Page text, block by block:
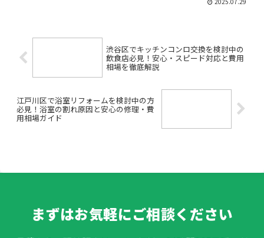
ってきた気がする」「マンションの洗面
渋谷区でキッチンコンロ交換を検討中の
飲食店必見！安心・スピード対応と費用
相場を徹底解説
江戸川区で浴室リフォームを検討中の方
必見！浴室の割れ原因と安心の修理・費
用相場ガイド
まずはお気軽にご相談ください